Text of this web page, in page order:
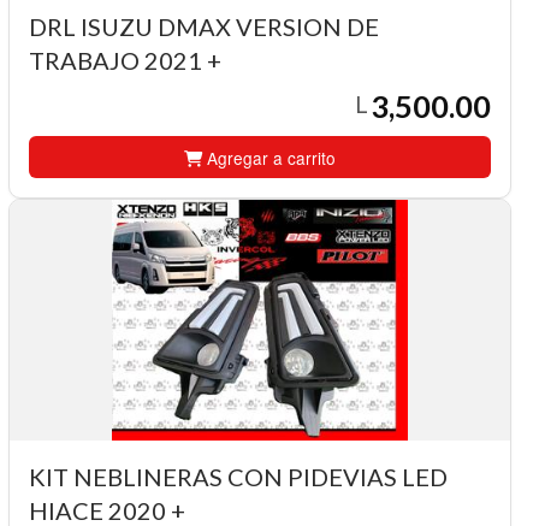
DRL ISUZU DMAX VERSION DE
TRABAJO 2021 +
L3,500.00
Agregar a carrito
KIT NEBLINERAS CON PIDEVIAS LED
HIACE 2020 +